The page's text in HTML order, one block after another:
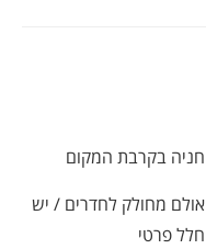
חניה בקרבת המקום
אולם מחולק לחדרים / יש
חלל פרטי